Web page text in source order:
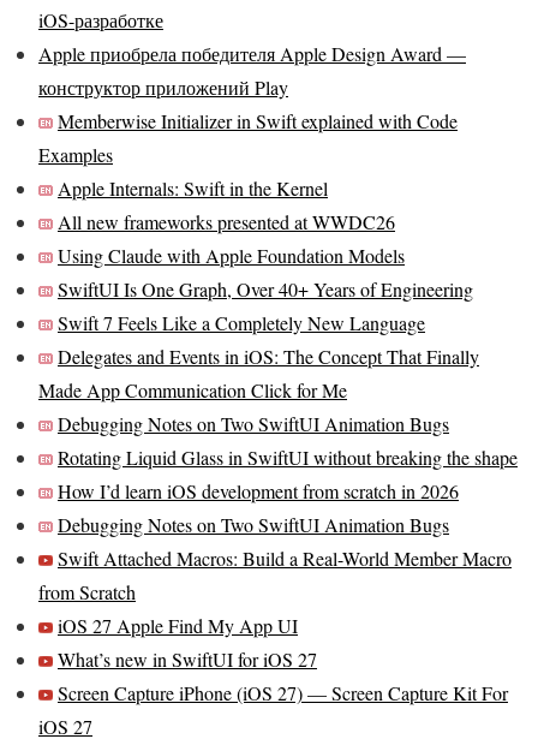
iOS-разработке
Apple приобрела победителя Apple Design Award —
конструктор приложений Play
Memberwise Initializer in Swift explained with Code
Examples
Apple Internals: Swift in the Kernel
All new frameworks presented at WWDC26
Using Claude with Apple Foundation Models
SwiftUI Is One Graph, Over 40+ Years of Engineering
Swift 7 Feels Like a Completely New Language
Delegates and Events in iOS: The Concept That Finally
Made App Communication Click for Me
Debugging Notes on Two SwiftUI Animation Bugs
Rotating Liquid Glass in SwiftUI without breaking the shape
How I’d learn iOS development from scratch in 2026
Debugging Notes on Two SwiftUI Animation Bugs
Swift Attached Macros: Build a Real-World Member Macro
from Scratch
iOS 27 Apple Find My App UI
What’s new in SwiftUI for iOS 27
Screen Capture iPhone (iOS 27) — Screen Capture Kit For
iOS 27